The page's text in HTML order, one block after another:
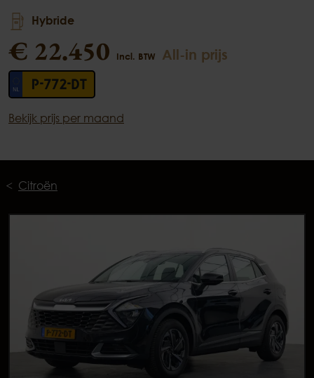
Hybride
€ 22.450 Incl. BTW All-in prijs
P-772-DT
Bekijk prijs per maand
Citroën